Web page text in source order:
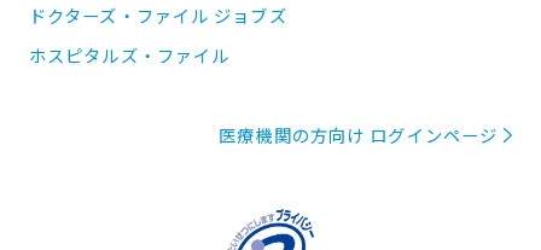
ドクターズ・ファイル ジョブズ
ホスピタルズ・ファイル
医療機関の方向け ログインページ